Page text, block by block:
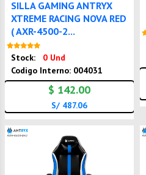
SILLA GAMING ANTRYX
XTREME RACING NOVA RED
( AXR-4500-2...
Stock:
0 Und
Codigo Interno: 004031
$ 142.00
S/ 487.06